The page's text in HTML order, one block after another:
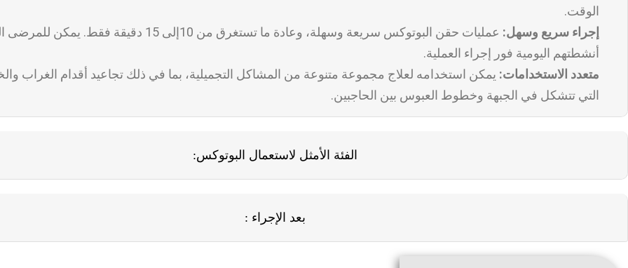
الوقت.
إجراء سريع وسهل:
عمليات حقن البوتوكس سريعة وسهلة، وعادة ما تستغرق من 10إلى 15 دقيقة
أنشطتهم اليومية فور إجراء العملية.
متعدد الاستخدامات: يمكن استخدامه لعلاج مجموعة متنوعة من المشاكل التجميلية، بما في ذلك تجاعيد أقدام الغراب
التي تتشكل في الجبهة وخطوط العبوس بين الحاجبين.
الفئة الأمثل لاستعمال البوتوكس:
بعد الإجراء :